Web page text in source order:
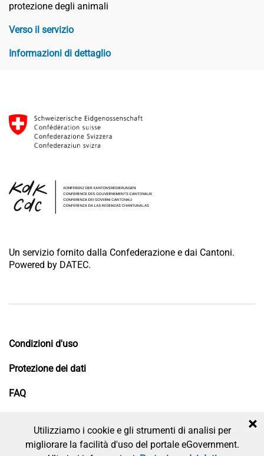
protezione degli animali
Verso il servizio
Informazioni di dettaglio
Un servizio fornito dalla Confederazione e dai Cantoni.
Powered by DATEC.
Condizioni d'uso
Protezione dei dati
FAQ
×
Utilizziamo i cookie e gli strumenti di analisi per
migliorare la facilità d'uso del portale eGovernment.